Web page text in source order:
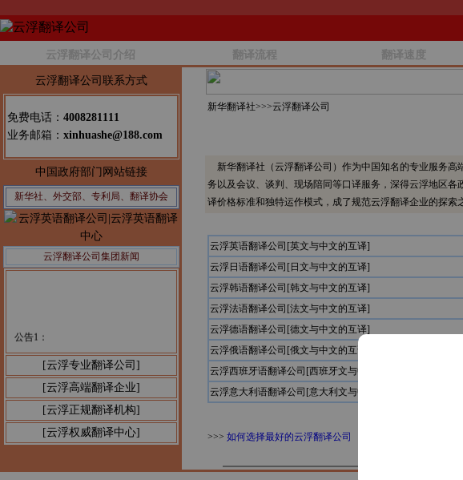
云浮翻译公司介绍 翻译流程 翻译速度
云浮翻译公司联系方式
免费电话： 4008281111
业务邮箱： xinhuashe@188.com
中国政府部门网站链接
新华社、外交部、专利局、翻译协会
云浮翻译公司集团新闻
公告1：
[云浮专业翻译公司]
[云浮高端翻译企业]
[云浮正规翻译机构]
[云浮权威翻译中心]
新华翻译社>>>云浮翻译公司
新华翻译社（云浮翻译公司）作为中国知名的专业服务高
务以及会议、谈判、现场陪同等口译服务，深得云浮地区
译价格标准和独特运作模式，成了规范云浮翻译企业的探
云浮英语翻译公司[英文与中文的互译]
云浮日语翻译公司[日文与中文的互译]
云浮韩语翻译公司[韩文与中文的互译]
云浮法语翻译公司[法文与中文的互译]
云浮德语翻译公司[德文与中文的互译]
云浮俄语翻译公司[俄文与中文的互译]
云浮西班牙语翻译公司[西班牙文与中文的互译]
云浮意大利语翻译公司[意大利文与中文的互译]
>>> 如何选择最好的云浮翻译公司